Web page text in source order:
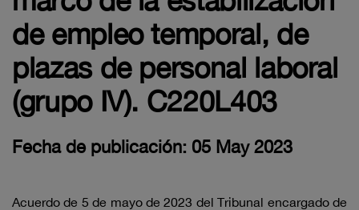
de empleo temporal, de
plazas de personal laboral
(grupo IV). C220L403
Fecha de publicación: 05 May 2023
Acuerdo de 5 de mayo de 2023 del Tribunal encargado de